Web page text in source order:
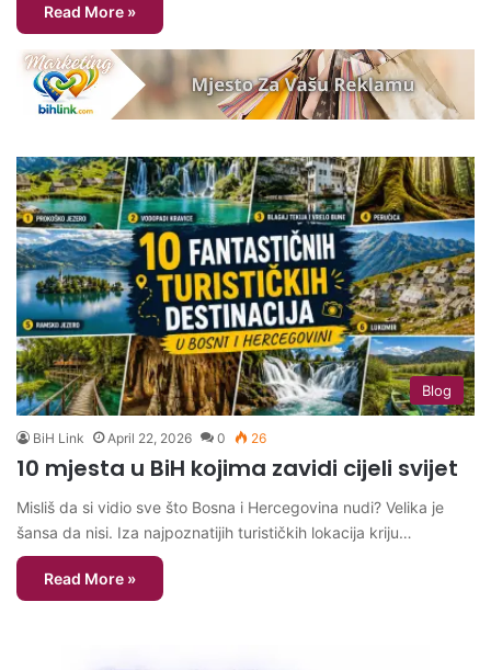
Read More »
Blog
BiH Link April 22, 2026 0 26
10 mjesta u BiH kojima zavidi cijeli svijet
Misliš da si vidio sve što Bosna i Hercegovina nudi? Velika je
šansa da nisi. Iza najpoznatijih turističkih lokacija kriju…
Read More »